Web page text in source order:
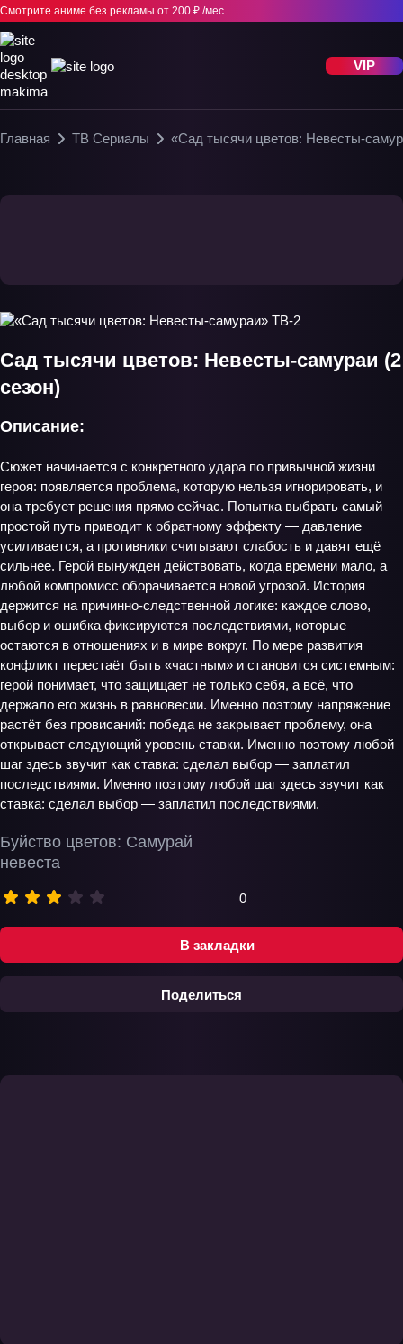
Смотрите аниме без рекламы от 200 ₽ /мес
VIP
Главная ТВ Сериалы «Сад тысячи цветов: Невесты-
В закладки
Поделиться
Сад тысячи цветов: Невесты-самураи (2
сезон)
Буйство цветов: Самурай
невеста
0
Описание:
Сюжет начинается с конкретного удара по привычной жизни
героя: появляется проблема, которую нельзя игнорировать, и
она требует решения прямо сейчас. Попытка выбрать самый
простой путь приводит к обратному эффекту — давление
усиливается, а противники считывают слабость и давят ещё
сильнее. Герой вынужден действовать, когда времени мало, а
любой компромисс оборачивается новой угрозой. История
держится на причинно‑следственной логике: каждое слово,
выбор и ошибка фиксируются последствиями, которые
остаются в отношениях и в мире вокруг. По мере развития
конфликт перестаёт быть «частным» и становится системным:
герой понимает, что защищает не только себя, а всё, что
держало его жизнь в равновесии. Именно поэтому напряжение
растёт без провисаний: победа не закрывает проблему, она
открывает следующий уровень ставки. Именно поэтому любой
шаг здесь звучит как ставка: сделал выбор — заплатил
последствиями. Именно поэтому любой шаг здесь звучит как
ставка: сделал выбор — заплатил последствиями.